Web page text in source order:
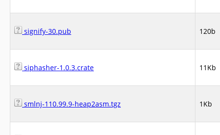
signify-30.pub 120b
siphasher-1.0.3.crate 11Kb
smlnj-110.99.9-heap2asm.tgz 1Kb